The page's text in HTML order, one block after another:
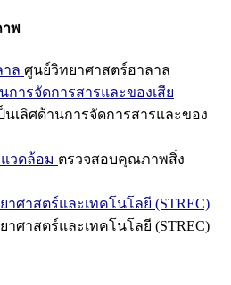
พ
ล ศูนย์วิทยาศาสตร์ฮาลาล
การจัดการสารและของเสีย
นเลิศด้านการจัดการสารและของ
วดล้อม ตรวจสอบคุณภาพสิ่ง
าศาสตร์และเทคโนโลยี (STREC)
าศาสตร์และเทคโนโลยี (STREC)